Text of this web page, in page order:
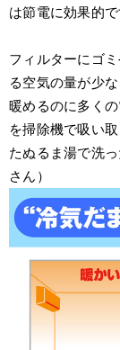
は節電に効果的で
フィルターにゴ
る空気の量が少
暖めるのに多く
を掃除機で吸い
たぬるま湯で洗
さん）